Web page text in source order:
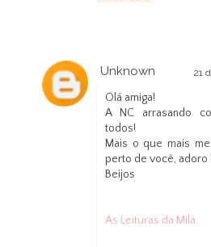
Unknown 21
Olá amiga!
A NC arrasando
todos!
Mais o que mais
perto de você, adoro
Beijos
As Leituras da Mila